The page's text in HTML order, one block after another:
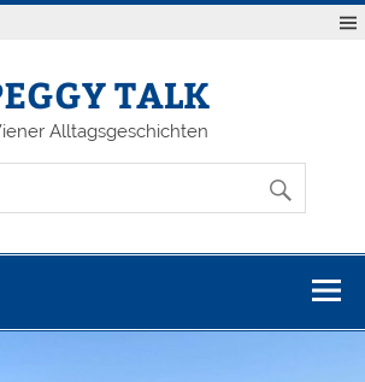
TALK
Alltagsgeschichten